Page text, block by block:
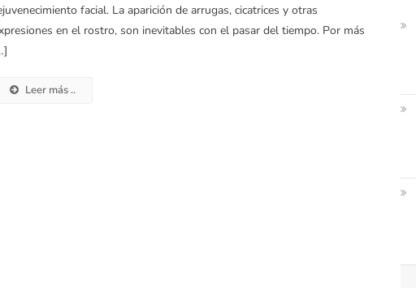
facial. La aparición de arrugas, cicatrices y otras
en el rostro, son inevitables con el pasar del tiempo. Por más
Leer más ..